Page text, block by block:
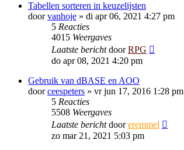
Tabellen sorteren in keuzelijsten
doorvanhoje » di apr 06, 2021 4:27 pm
5 Reacties
4015 Weergaves
Laatste berichtdoorRPG
do apr 08, 2021 4:20 pm
Gebruik van dBASE en AOO
doorceespeters » vr jun 17, 2016 1:28 pm
5 Reacties
5508 Weergaves
Laatste berichtdooreremmel
zo mar 21, 2021 5:03 pm